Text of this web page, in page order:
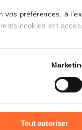
préférences, à
cookies est
partage sur les
Tout autoriser
new
green future.